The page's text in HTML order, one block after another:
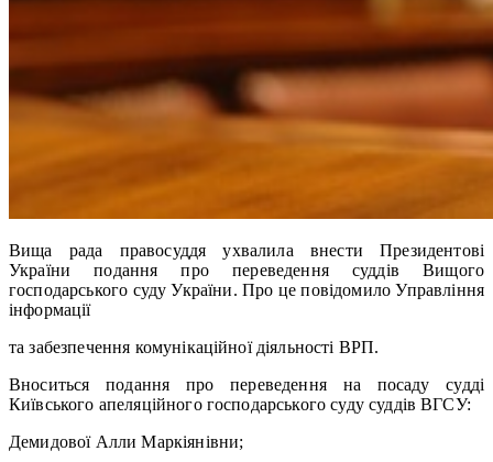
Вища рада правосуддя ухвалила внести Президентові
України подання про переведення суддів Вищого
господарського суду України. Про це повідомило Управління
інформації
та забезпечення комунікаційної діяльності ВРП.
Вноситься подання про переведення на посаду судді
Київського апеляційного господарського суду суддів ВГСУ:
Демидової Алли Маркіянівни;